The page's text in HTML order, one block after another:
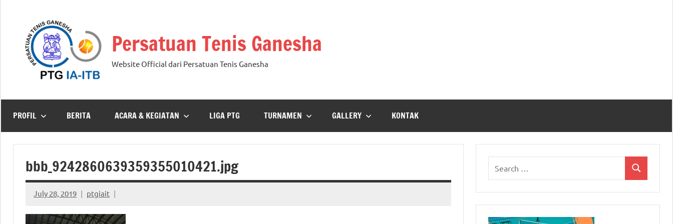
content
Persatuan Tenis Ganesha
Website Official dari Persatuan Tenis Ganesha
PROFIL BERITA ACARA & KEGIATAN LIGA PTG TURNAMEN GALLERY KONTAK
bbb_9242860639359355010421.jpg
July 28, 2019 ptgiait
Search